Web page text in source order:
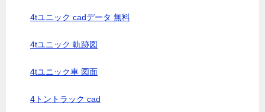
4tユニック cadデータ 無料
4tユニック 軌跡図
4tユニック車 図面
4トントラック cad